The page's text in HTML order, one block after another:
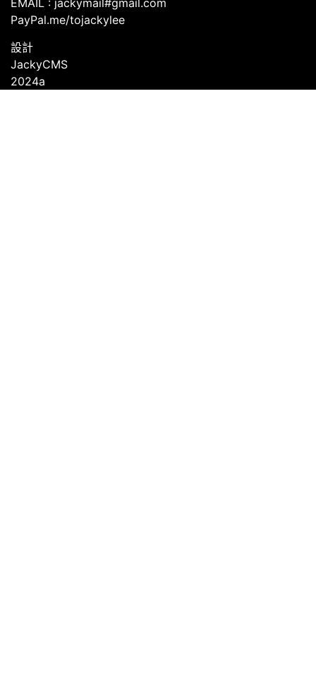
EMAIL : jackymail#gmail.com
PayPal.me/tojackylee
設計
JackyCMS
2024a